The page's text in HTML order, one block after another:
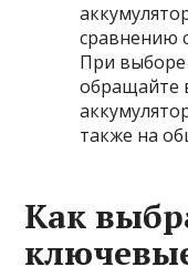
сравнению
При выборе
обращайте
также на
Как